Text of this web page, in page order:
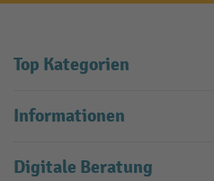
Top Kategorien
Informationen
Digitale Beratung